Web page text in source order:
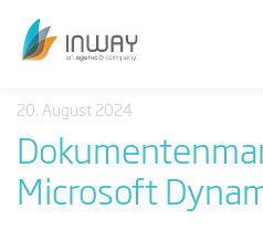
20. August 2024
Microsoft